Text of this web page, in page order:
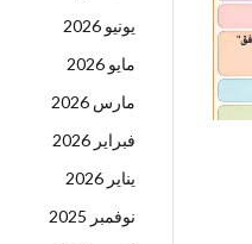
يونيو 2026
مايو 2026
مارس 2026
فبراير 2026
يناير 2026
نوفمبر 2025